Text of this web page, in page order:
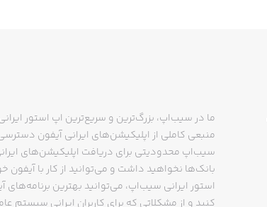
ما در سیب‌اپ، بزرگ‌ترین و سریع‌ترین اپ استور
منبعی کاملی از اپلیکیشن‌های ایرانی آیفون
سیب‌اپ محدودیتی برای دریافت اپلیکیشن‌های
بانک‌ها نخواهید داشت و می‌توانید از کار با آیفون
استور ایرانی سیب‌اپ، می‌توانید بهترین برنامه‌های